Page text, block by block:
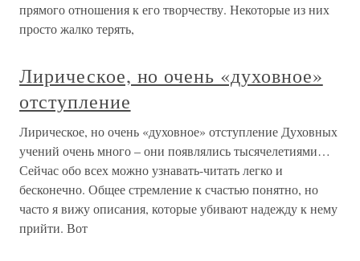
прямого отношения к его творчеству. Некоторые из них
просто жалко терять,
Лирическое, но очень «духовное»
отступление
Лирическое, но очень «духовное» отступление Духовных
учений очень много – они появлялись тысячелетиями…
Сейчас обо всех можно узнавать-читать легко и
бесконечно. Общее стремление к счастью понятно, но
часто я вижу описания, которые убивают надежду к нему
прийти. Вот